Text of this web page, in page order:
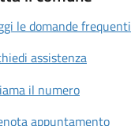
le domande frequenti
assistenza
il numero
appuntamento